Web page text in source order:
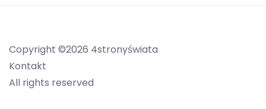
Copyright ©2026 4stronyświata
Kontakt
All rights reserved